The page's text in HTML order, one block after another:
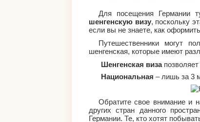
Для посещения Германии
шенгенскую визу, поскольку
если вы не знаете, как
Путешественники могут
шенгенская, которые имеют
Шенгенская визапозволяет
Национальная – лишь за 3
Обратите свое внимание и
других стран данного
Германии. Те, кто хотят